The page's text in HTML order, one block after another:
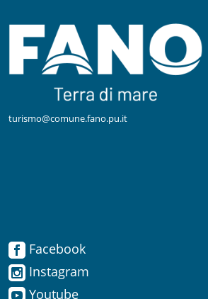
Instagram
turismo@comune.fano.pu.it
Facebook
Instagram
Youtube